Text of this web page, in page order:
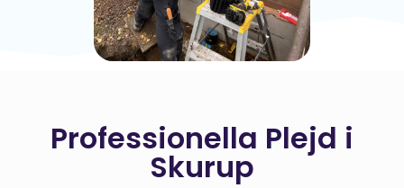
Professionella Plejd i
Skurup